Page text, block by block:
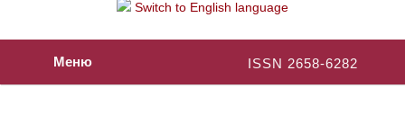
Switch to English language
ISSN 2658-6282
Меню